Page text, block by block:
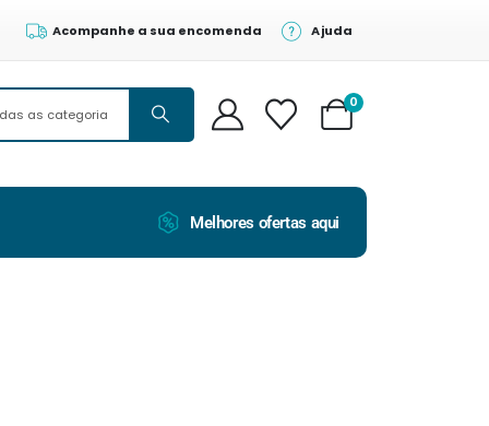
Acompanhe a sua encomenda Ajuda
0
Melhores ofertas aqui